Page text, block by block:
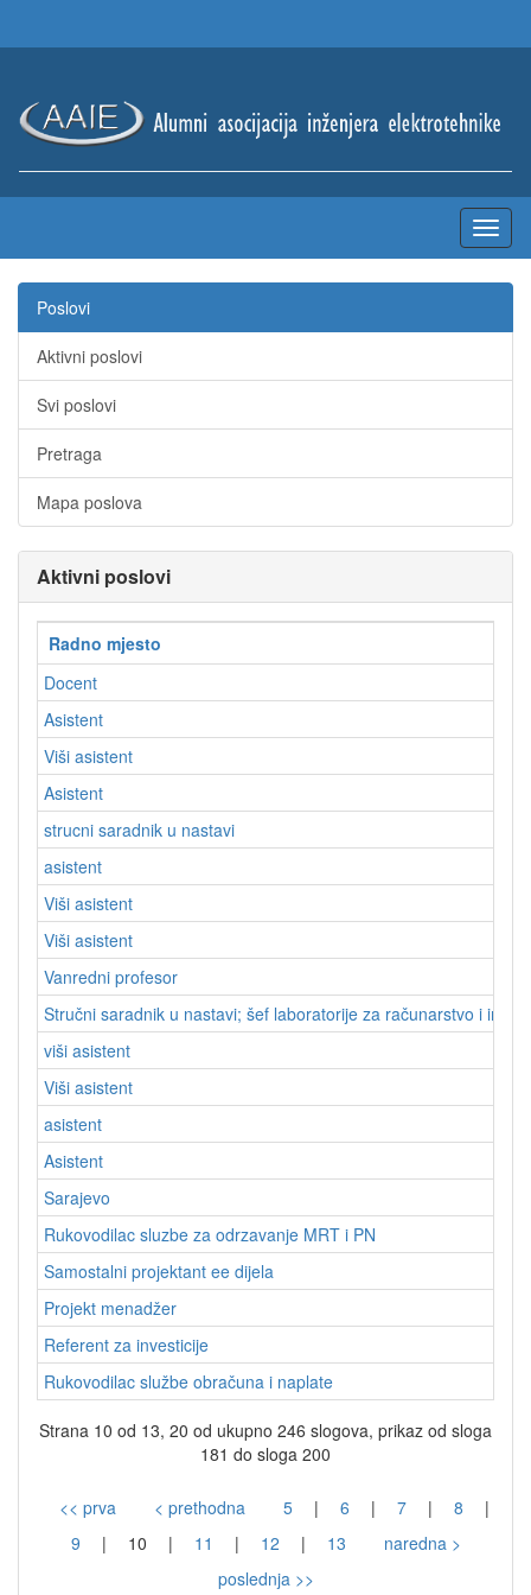
Poslovi
Aktivni poslovi
Svi poslovi
Pretraga
Mapa poslova
Aktivni poslovi
Radno mjesto
Docent
Asistent
Viši asistent
Asistent
strucni saradnik u nastavi
asistent
Viši asistent
Viši asistent
Vanredni profesor
Stručni saradnik u nastavi; šef laboratorije za računarstvo i
viši asistent
Viši asistent
asistent
Asistent
Sarajevo
Rukovodilac sluzbe za odrzavanje MRT i PN
Samostalni projektant ee dijela
Projekt menadžer
Referent za investicije
Rukovodilac službe obračuna i naplate
Strana 10 od 13, 20 od ukupno 246 slogova, prikaz od sloga
181 do sloga 200
<< prva < prethodna 5 | 6 | 7 | 8
|
9
| 10 | 11 | 12 | 13
naredna >
poslednja >>